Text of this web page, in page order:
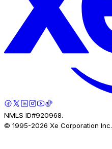
NMLS ID#920968.
© 1995-2026 Xe Corporation Inc.